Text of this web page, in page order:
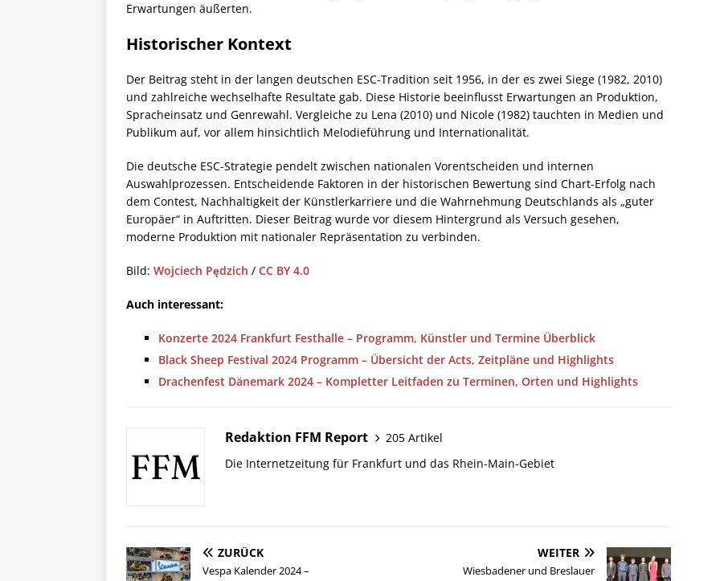
Erwartungen äußerten.
Historischer Kontext
Der Beitrag steht in der langen deutschen ESC-Tradition seit 1956, in der es zwei Siege (1982, 2010)
und zahlreiche wechselhafte Resultate gab. Diese Historie beeinflusst Erwartungen an Produktion,
Spracheinsatz und Genrewahl. Vergleiche zu Lena (2010) und Nicole (1982) tauchten in Medien und
Publikum auf, vor allem hinsichtlich Melodieführung und Internationalität.
Die deutsche ESC-Strategie pendelt zwischen nationalen Vorentscheiden und internen
Auswahlprozessen. Entscheidende Faktoren in der historischen Bewertung sind Chart-Erfolg nach
dem Contest, Nachhaltigkeit der Künstlerkarriere und die Wahrnehmung Deutschlands als „guter
Europäer“ in Auftritten. Dieser Beitrag wurde vor diesem Hintergrund als Versuch gesehen,
moderne Produktion mit nationaler Repräsentation zu verbinden.
Bild: Wojciech Pędzich / CC BY 4.0
Auch interessant:
Konzerte 2024 Frankfurt Festhalle – Programm, Künstler und Termine Überblick
Black Sheep Festival 2024 Programm – Übersicht der Acts, Zeitpläne und Highlights
Drachenfest Dänemark 2024 – Kompletter Leitfaden zu Terminen, Orten und Highlights
Redaktion FFM Report
205 Artikel
Die Internetzeitung für Frankfurt und das Rhein-Main-Gebiet
ZURÜCK
Vespa Kalender 2024 –
WEITER
Wiesbadener und Breslauer